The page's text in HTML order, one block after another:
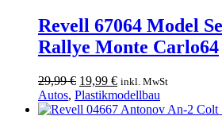
Revell 67064 Model
Rallye Monte Carlo64
29,99€ Ursprünglicher
Preis
war:
19,99 €Aktueller
Preis
ist:
inkl. MwSt
Autos, Plastikmodellbau